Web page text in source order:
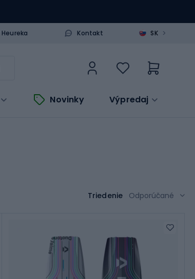
Heureka Kontakt SK >
Novinky Výpredaj
Triedenie Odporúčané